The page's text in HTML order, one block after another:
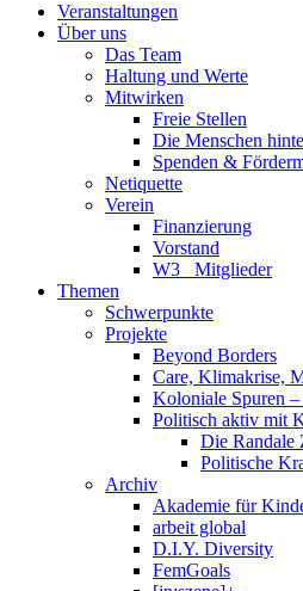
Veranstaltungen
Über uns
Das Team
Haltung und Werte
Mitwirken
Freie Stellen
Die Menschen
Spenden &
Netiquette
Verein
Finanzierung
Vorstand
W3_ Mitglieder
Themen
Schwerpunkte
Projekte
Beyond Borders
Care, Klimakrise,
Koloniale Spuren
Politisch aktiv mit
Die Randale
Politische
Archiv
Akademie für
arbeit global
D.I.Y. Diversity
FemGoals